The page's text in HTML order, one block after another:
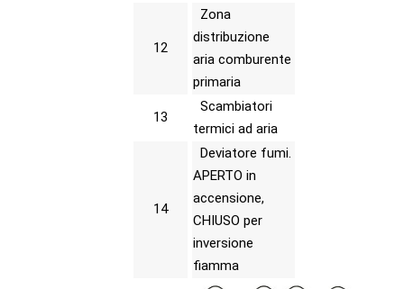
12
Zona
distribuzione
aria comburente
primaria
13
Scambiatori
termici ad aria
14
Deviatore fumi.
APERTO in
accensione,
CHIUSO per
inversione
fiamma